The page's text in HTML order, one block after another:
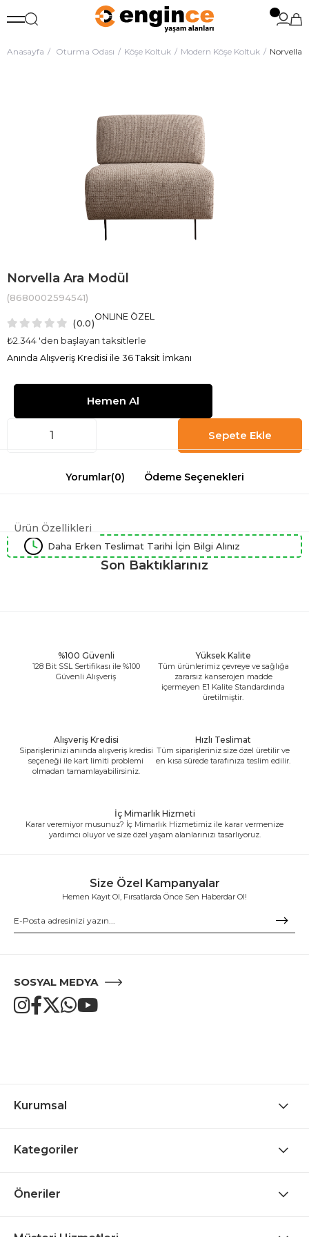
Anasayfa Oturma Odası Köşe Koltuk Modern Köşe Koltuk Norvella
Norvella Ara Modül
(8680002594541)
0.0
₺2.344 'den başlayan taksitlerle
Anında Alışveriş Kredisi ile 36 Taksit İmkanı
ONLINE ÖZEL
Yorumlar(0) Ödeme Seçenekleri
Ürün Özellikleri
Daha Erken Teslimat Tarihi İçin Bilgi Alınız
Son Baktıklarınız
%100 Güvenli
128 Bit SSL Sertifikası ile %100
Güvenli Alışveriş
Yüksek Kalite
Tüm ürünlerimiz çevreye ve sağlığa
zararsız kanserojen madde
içermeyen E1 Kalite Standardında
üretilmiştir.
Alışveriş Kredisi
Siparişlerinizi anında alışveriş kredisi
seçeneği ile kart limiti problemi
olmadan tamamlayabilirsiniz.
Hızlı Teslimat
Tüm siparişleriniz size özel üretilir ve
en kısa sürede tarafınıza teslim edilir.
İç Mimarlık Hizmeti
Karar veremiyor musunuz? İç Mimarlık Hizmetimiz ile karar vermenize
yardımcı oluyor ve size özel yaşam alanlarınızı tasarlıyoruz.
Size Özel Kampanyalar
Hemen Kayıt Ol, Fırsatlarda Önce Sen Haberdar Ol!
SOSYAL MEDYA
Kurumsal
Kategoriler
Öneriler